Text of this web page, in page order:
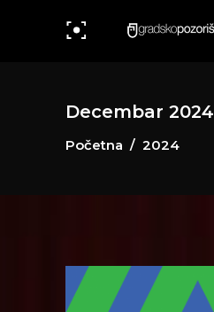
Decembar 2024
Početna / 2024